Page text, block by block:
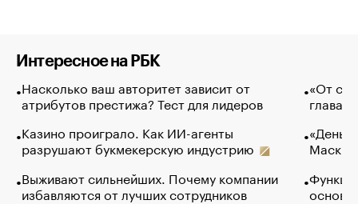
Интересное на РБК
Насколько ваш авторитет зависит от
атрибутов престижа? Тест для лидеров
Казино проиграло. Как ИИ-агенты
разрушают букмекерскую индустрию
Выживают сильнейших. Почему компании
избавляются от лучших сотрудников
«От
глава
Маск в
основ